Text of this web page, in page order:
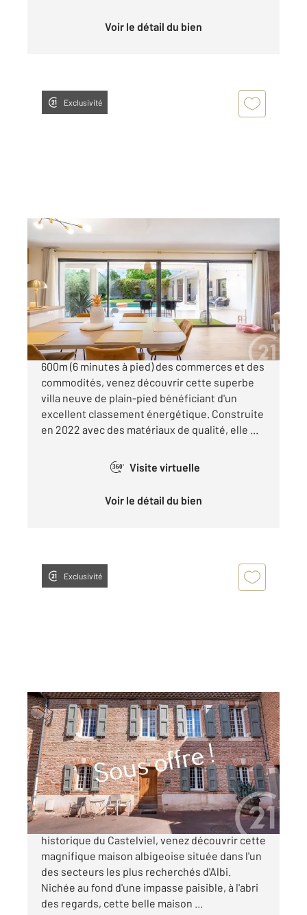
Voir le détail du bien
Exclusivité
ALBI 81
145 m2, 4 pièces
Ref : 12913
Maison à vendre
579 000 €
ALBI Maladrerie, idéalement située au calme, à
600m (6 minutes à pied) des commerces et des
commodités, venez découvrir cette superbe
villa neuve de plain-pied bénéficiant d'un
excellent classement énergétique. Construite
en 2022 avec des matériaux de qualité, elle ...
360° Visite virtuelle
Voir le détail du bien
Exclusivité
ALBI 81
261,46 m2, 9 pièces
Ref : 13470
Maison à vendre
550 000 €
EXCEPTIONNEL ! ALBI, dans le quartier
historique du Castelviel, venez découvrir cette
magnifique maison albigeoise située dans l'un
des secteurs les plus recherchés d'Albi.
Nichée au fond d'une impasse paisible, à l'abri
des regards, cette belle maison ...